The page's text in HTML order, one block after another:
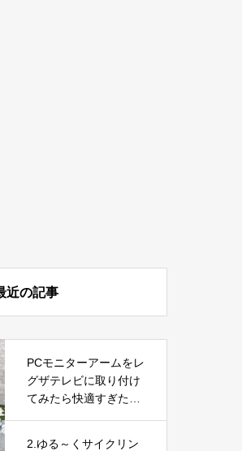
近の記事
PCモニターアームをレ
グザテレビに取り付け
てみたら快適すぎた！
2.ゆる～くサイクリン